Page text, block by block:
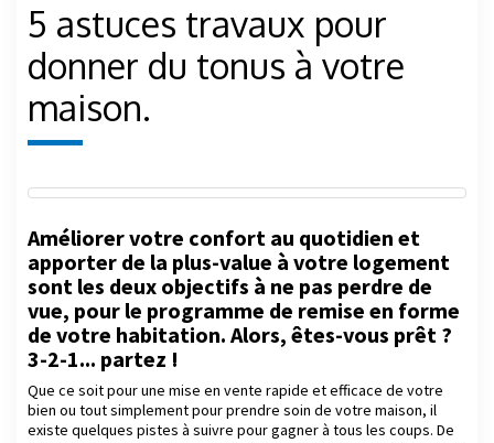
5 astuces travaux pour
donner du tonus à votre
maison.
Améliorer votre confort au quotidien et
apporter de la plus-value à votre logement
sont les deux objectifs à ne pas perdre de
vue, pour le programme de remise en forme
de votre habitation. Alors, êtes-vous prêt ?
3-2-1... partez !
Que ce soit pour une mise en vente rapide et efficace de votre
bien ou tout simplement pour prendre soin de votre maison, il
existe quelques pistes à suivre pour gagner à tous les coups. De